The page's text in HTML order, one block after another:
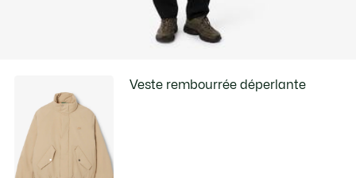
Veste rembourrée déperlante